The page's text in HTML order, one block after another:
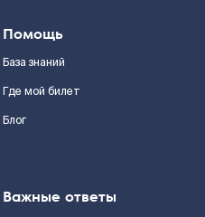
Помощь
База знаний
Где мой билет
Блог
Важные ответы